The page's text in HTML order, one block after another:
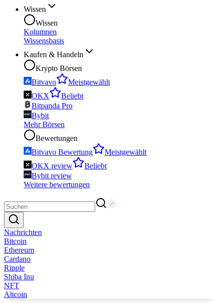
Wissen
Wissen
Kolumnen
Wissensbasis
Kaufen & Handeln
Krypto Börsen
Bitvavo
Meistgewählt
OKX
Beliebt
Bitpanda Pro
Bybit
Mehr Börsen
Bewertungen
Bitvavo Bewertung
Meistgewählt
OKX review
Beliebt
Bybit review
Weitere bewertungen
Nachrichten
Bitcoin
Ethereum
Cardano
Ripple
Shiba Inu
NFT
Altcoin